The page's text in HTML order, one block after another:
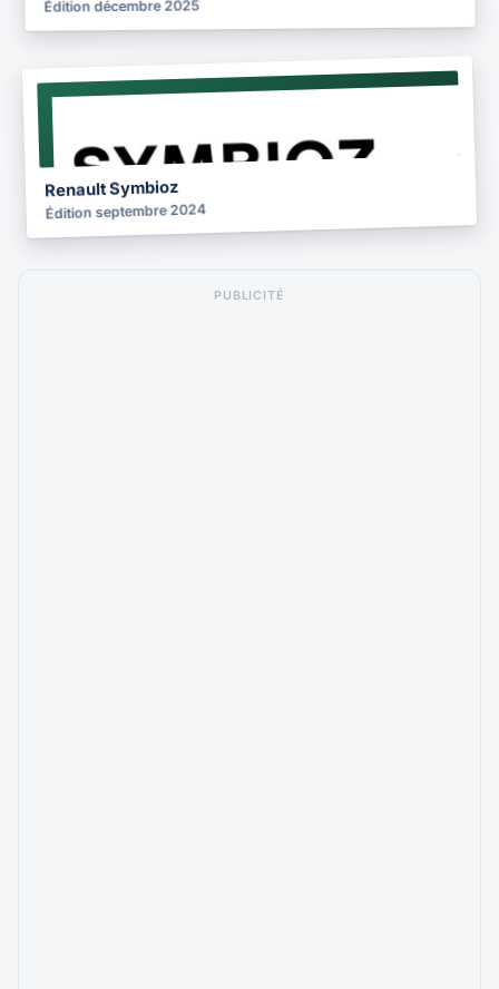
Édition décembre 2025
NOTICE
Renault Symbioz
Édition septembre 2024
PUBLICITÉ